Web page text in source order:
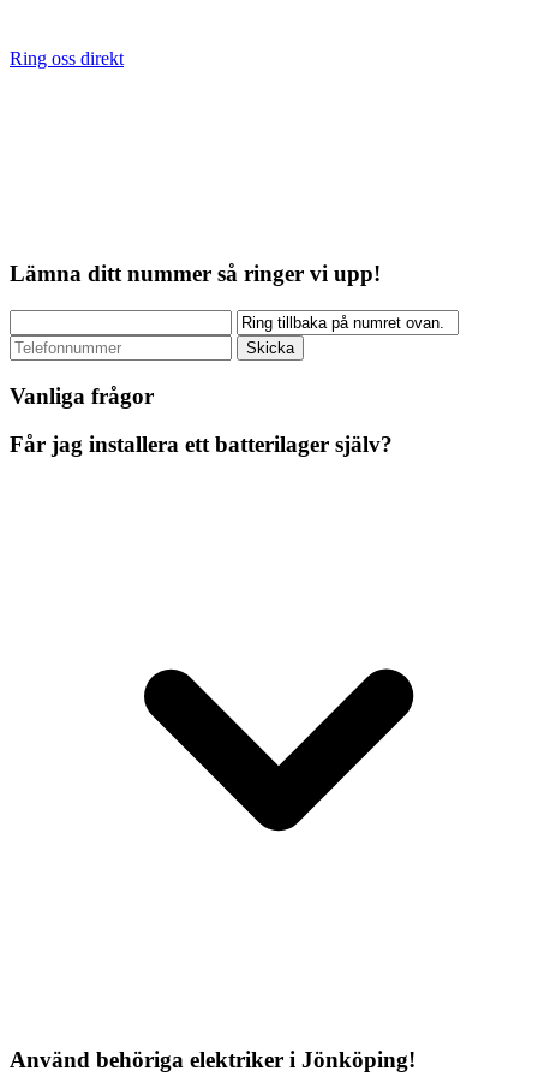
Ring oss direkt
Lämna ditt nummer så ringer vi upp!
Vanliga frågor
Får jag installera ett batterilager själv?
Använd behöriga elektriker i Jönköping!